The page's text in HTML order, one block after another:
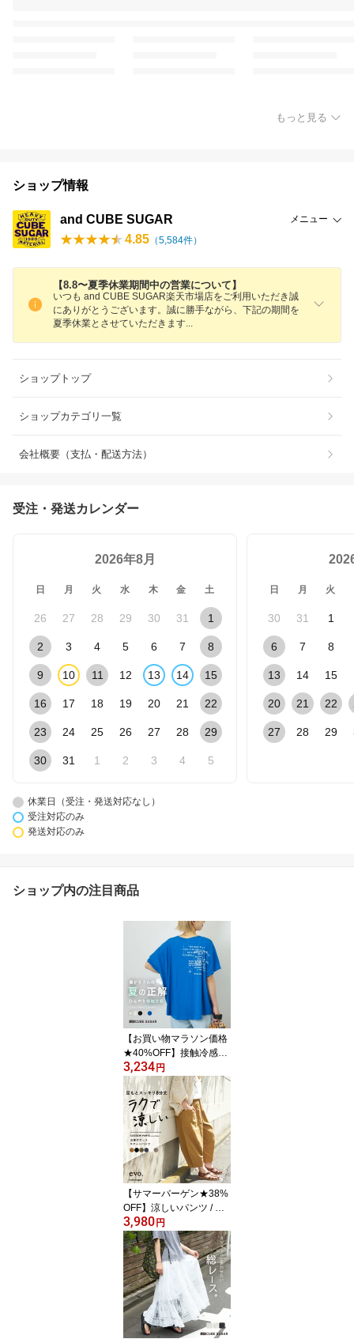
もっと見る
ショップ情報
and CUBE SUGAR メニュー
4.85 （5,584件）
【8.8〜夏季休業期間中の営業について】
いつも and CUBE SUGAR楽天市場店をご利用いただき誠
にありがとうございます。誠に勝手ながら、下記の期間を
夏季休業とさせていただきま す
ショップトップ
ショップカテゴリ一覧
会社概要（支払・配送方法）
受注・発送カレンダー
2026年8月
日 月 火 水 木 金 土
26 27 28 29 30 31 1
2 3 4 5 6 7 8
9 10 11 12 13 14 15
16 17 18 19 20 21 22
23 24 25 26 27 28 29
30 31 1 2 3 4 5
日 月 火
30 31 1
6 7 8
13 14 15
20 21 22
27 28 29
休業日（受注・発送対応なし）
受注対応のみ
発送対応のみ
ショップ内の注目商品
【お買い物マラソン価格
★40%OFF】接触冷感T
シャツ / 公式 CUBE SUG
AR 冷感天竺 ドルマン タ
ック入り プルオーバー T
シャツ (5色): アメカジ レ
ディース トップス Tシャ
ツ ひんやり ロゴTシャツ
半袖 カットソー カジュ
アル キューブシュガー
3,234 円
【サマーバーゲン★38%
OFF】涼しいパンツ / WE
B限定 cube sugar evo.
(キューブシュガーエボ)
立体 ポケット イージー
コクーンパンツ (6色): ア
メカジ レディース ボト
ムス パンツ 無地 シンプ
ル カジュアル ナチュラ
ル リラックス
3,980 円